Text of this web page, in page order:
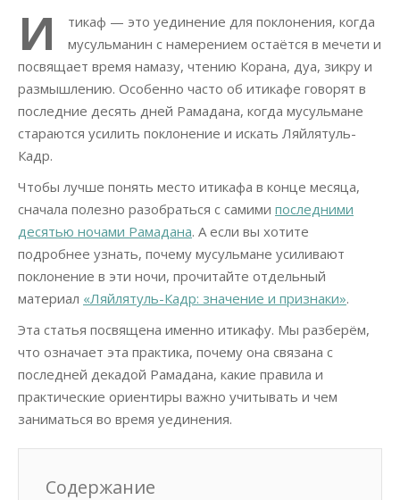
И
тикаф — это уединение для поклонения, когда
мусульманин с намерением остаётся в мечети и
посвящает время намазу, чтению Корана, дуа, зикру и
размышлению. Особенно часто об итикафе говорят в
последние десять дней Рамадана, когда мусульмане
стараются усилить поклонение и искать Ляйлятуль-
Кадр.
Чтобы лучше понять место итикафа в конце месяца,
сначала полезно разобраться с самими последними
десятью ночами Рамадана. А если вы хотите
подробнее узнать, почему мусульмане усиливают
поклонение в эти ночи, прочитайте отдельный
материал «Ляйлятуль-Кадр: значение и признаки».
Эта статья посвящена именно итикафу. Мы разберём,
что означает эта практика, почему она связана с
последней декадой Рамадана, какие правила и
практические ориентиры важно учитывать и чем
заниматься во время уединения.
Содержание